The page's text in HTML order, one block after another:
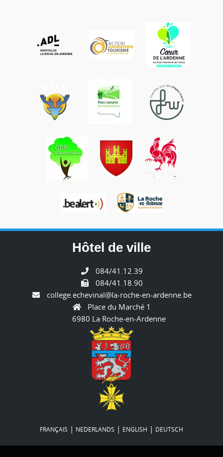
Hôtel de ville
084/41.12.39
084/41.18.90
college.echevinal@la-roche-en-ardenne.be
Place du Marché 1
6980 La Roche-en-Ardenne
FRANÇAIS | NEDERLANDS | ENGLISH | DEUTSCH